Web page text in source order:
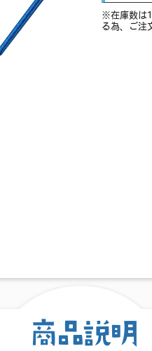
※在庫数は1
る為、ご注
商品説明